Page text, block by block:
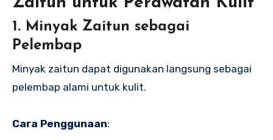
1. Minyak Zaitun sebagai
Pelembap
Minyak zaitun dapat digunakan langsung sebagai
pelembap alami untuk kulit.
Cara Penggunaan: